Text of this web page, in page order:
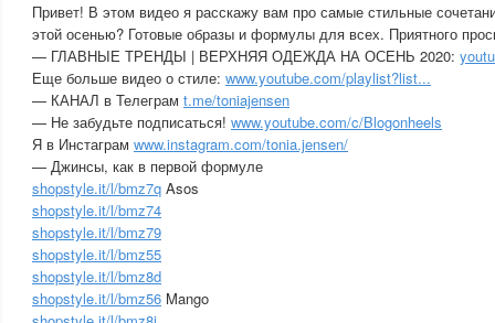
Привет! В этом видео я расскажу вам про самые стильные
этой осенью? Готовые образы и формулы для всех. Приятного
— ГЛАВНЫЕ ТРЕНДЫ | ВЕРХНЯЯ ОДЕЖДА НА ОСЕНЬ 2020:
Еще больше видео о стиле: www.youtube.com/playlist?list...
— КАНАЛ в Телеграм t.me/toniajensen
— Не забудьте подписаться! www.youtube.com/c/Blogonheels
Я в Инстаграм www.instagram.com/tonia.jensen/
— Джинсы, как в первой формуле
shopstyle.it/l/bmz7q Asos
shopstyle.it/l/bmz74
shopstyle.it/l/bmz79
shopstyle.it/l/bmz55
shopstyle.it/l/bmz8d
shopstyle.it/l/bmz56 Mango